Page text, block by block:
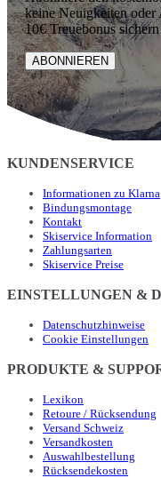
keine Neuigkeiten
10€ Treuebonus
ABONNIEREN
KUNDENSERVICE
Informationen zu Klarna
Bindungsmontage
Kontakt
Skiservice Information
Zahlungsarten
Skiservice Preise
EINSTELLUNGEN &
Datenschutzhinweise
Cookie Einstellungen
PRODUKTE &
Lexikon
Retoure / Rücksendung
Versand Schweiz
Versandkosten
Auswahlbestellung
Rücksendekosten